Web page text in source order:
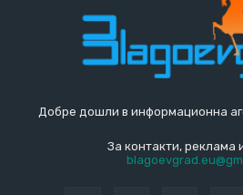
Добре дошли в информационна
За контакти, реклама